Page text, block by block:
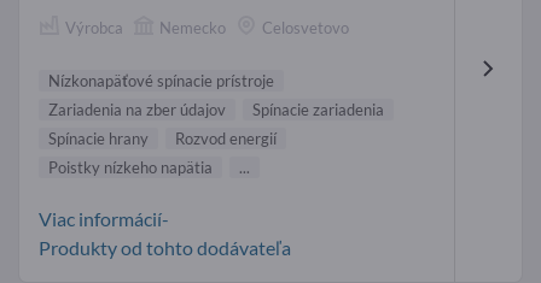
Výrobca Nemecko Celosvetovo
Nízkonapäťové spínacie prístroje
Zariadenia na zber údajov
Spínacie zariadenia
Spínacie hrany
Rozvod energií
Poistky nízkeho napätia
...
Viac informácií-
Produkty od tohto dodávateľa